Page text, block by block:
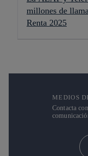
millones de
Renta 2025
MEDIOS
Contacta